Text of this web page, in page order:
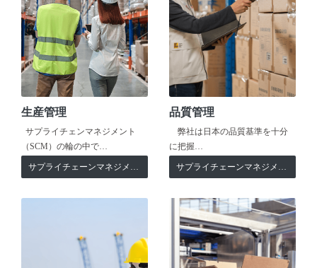
生産管理
サプライチェンマネジメント
（SCM）の輪の中で…
サプライチェーンマネジメント
品質管理
弊社は日本の品質基準を十分
に把握…
サプライチェーンマネジメント